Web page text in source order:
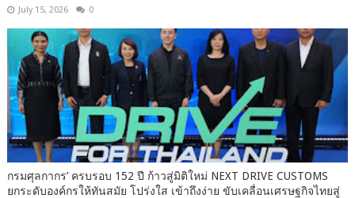
July 15, 2026 0
กรมศุลกากร’ ครบรอบ 152 ปี ก้าวสู่มิติใหม่ NEXT DRIVE CUSTOMS
ยกระดับองค์กรให้ทันสมัย โปร่งใส เข้าถึงง่าย ขับเคลื่อนเศรษฐกิจไทยสู่